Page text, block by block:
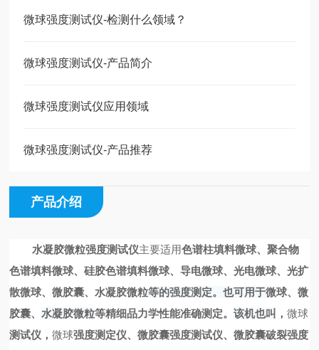
微球强度测试仪-检测什么领域？
微球强度测试仪-产品简介
微球强度测试仪应用领域
微球强度测试仪-产品推荐
产品介绍
水凝胶微粒强度测试仪主要适用色谱柱填料微球、聚合物
色谱填料微球、硅胶色谱填料微球、导电微球、光电微球、光扩
散微球、微胶囊、水凝胶微粒等的强度测定。也可用于微球、微
胶囊、 水凝胶微粒等精细品力学性能准确测定。该机也叫 ，微球
测试仪，微球强度测定仪、微胶囊强度测试仪、微胶囊破裂强度